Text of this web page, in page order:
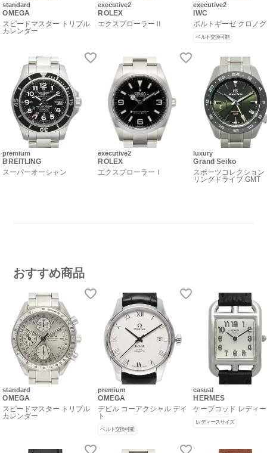
standard
OMEGA
スピードマスター トリプル
カレンダー
premium
BREITLING
スーパーオーシャン
executive2
ROLEX
エクスプローラーⅡ
executive2
ROLEX
エクスプローラーⅠ
executive2
IWC
ポルトギーゼ クロノ
ベルト交換可能
luxury
Grand Seiko
スポーツコレクション
リングドライブ GMT
おすすめ商品
standard
OMEGA
スピードマスター トリプル
カレンダー
premium
OMEGA
デビル コーアクシャル デイ
ト
ベルト交換可能
casual
HERMES
ケープコッド レディ
レディースサイズ